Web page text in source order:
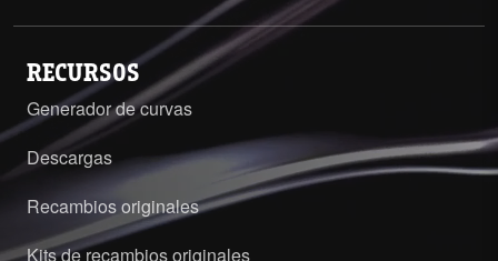
RECURSOS
Generador de curvas
Descargas
Recambios originales
Kits de recambios originales